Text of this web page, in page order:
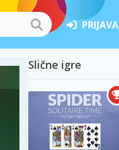
PRIJAVA
Slične igre